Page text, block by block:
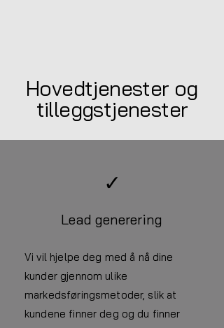
Hovedtjenester og
tilleggstjenester
✓
Lead generering
Vi vil hjelpe deg med å nå dine
kunder gjennom ulike
markedsføringsmetoder, slik at
kundene finner deg og du finner